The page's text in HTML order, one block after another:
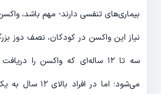
بیماری‌های تنفسی دارند- مهم باشد،
نیاز این واکسن در کودکان، نصف دوز
سه تا ۱۲ ساله‌ای که واکسن را
می‌شود؛ اما در